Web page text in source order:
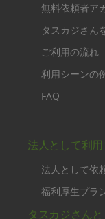
無料依頼者ア
タスカジさん
ご利用の流れ
利用シーンの
FAQ
法人として利
法人として依
福利厚生プラ
タスカジさん